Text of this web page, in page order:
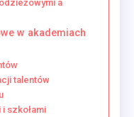
a
w akademiach
talentów
szkołami